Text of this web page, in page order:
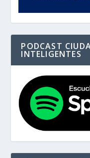
PODCAST
INTELIGENTES